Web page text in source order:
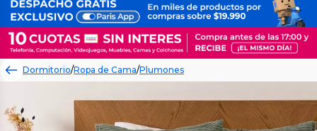
Dormitorio/Ropa de Cama/Plumones